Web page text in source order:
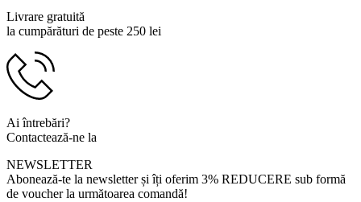
Livrare gratuită
la cumpărături de peste 250 lei
Ai întrebări?
Contactează-ne la
NEWSLETTER
Abonează-te la newsletter și îți oferim 3% REDUCERE sub formă
de voucher la următoarea comandă!